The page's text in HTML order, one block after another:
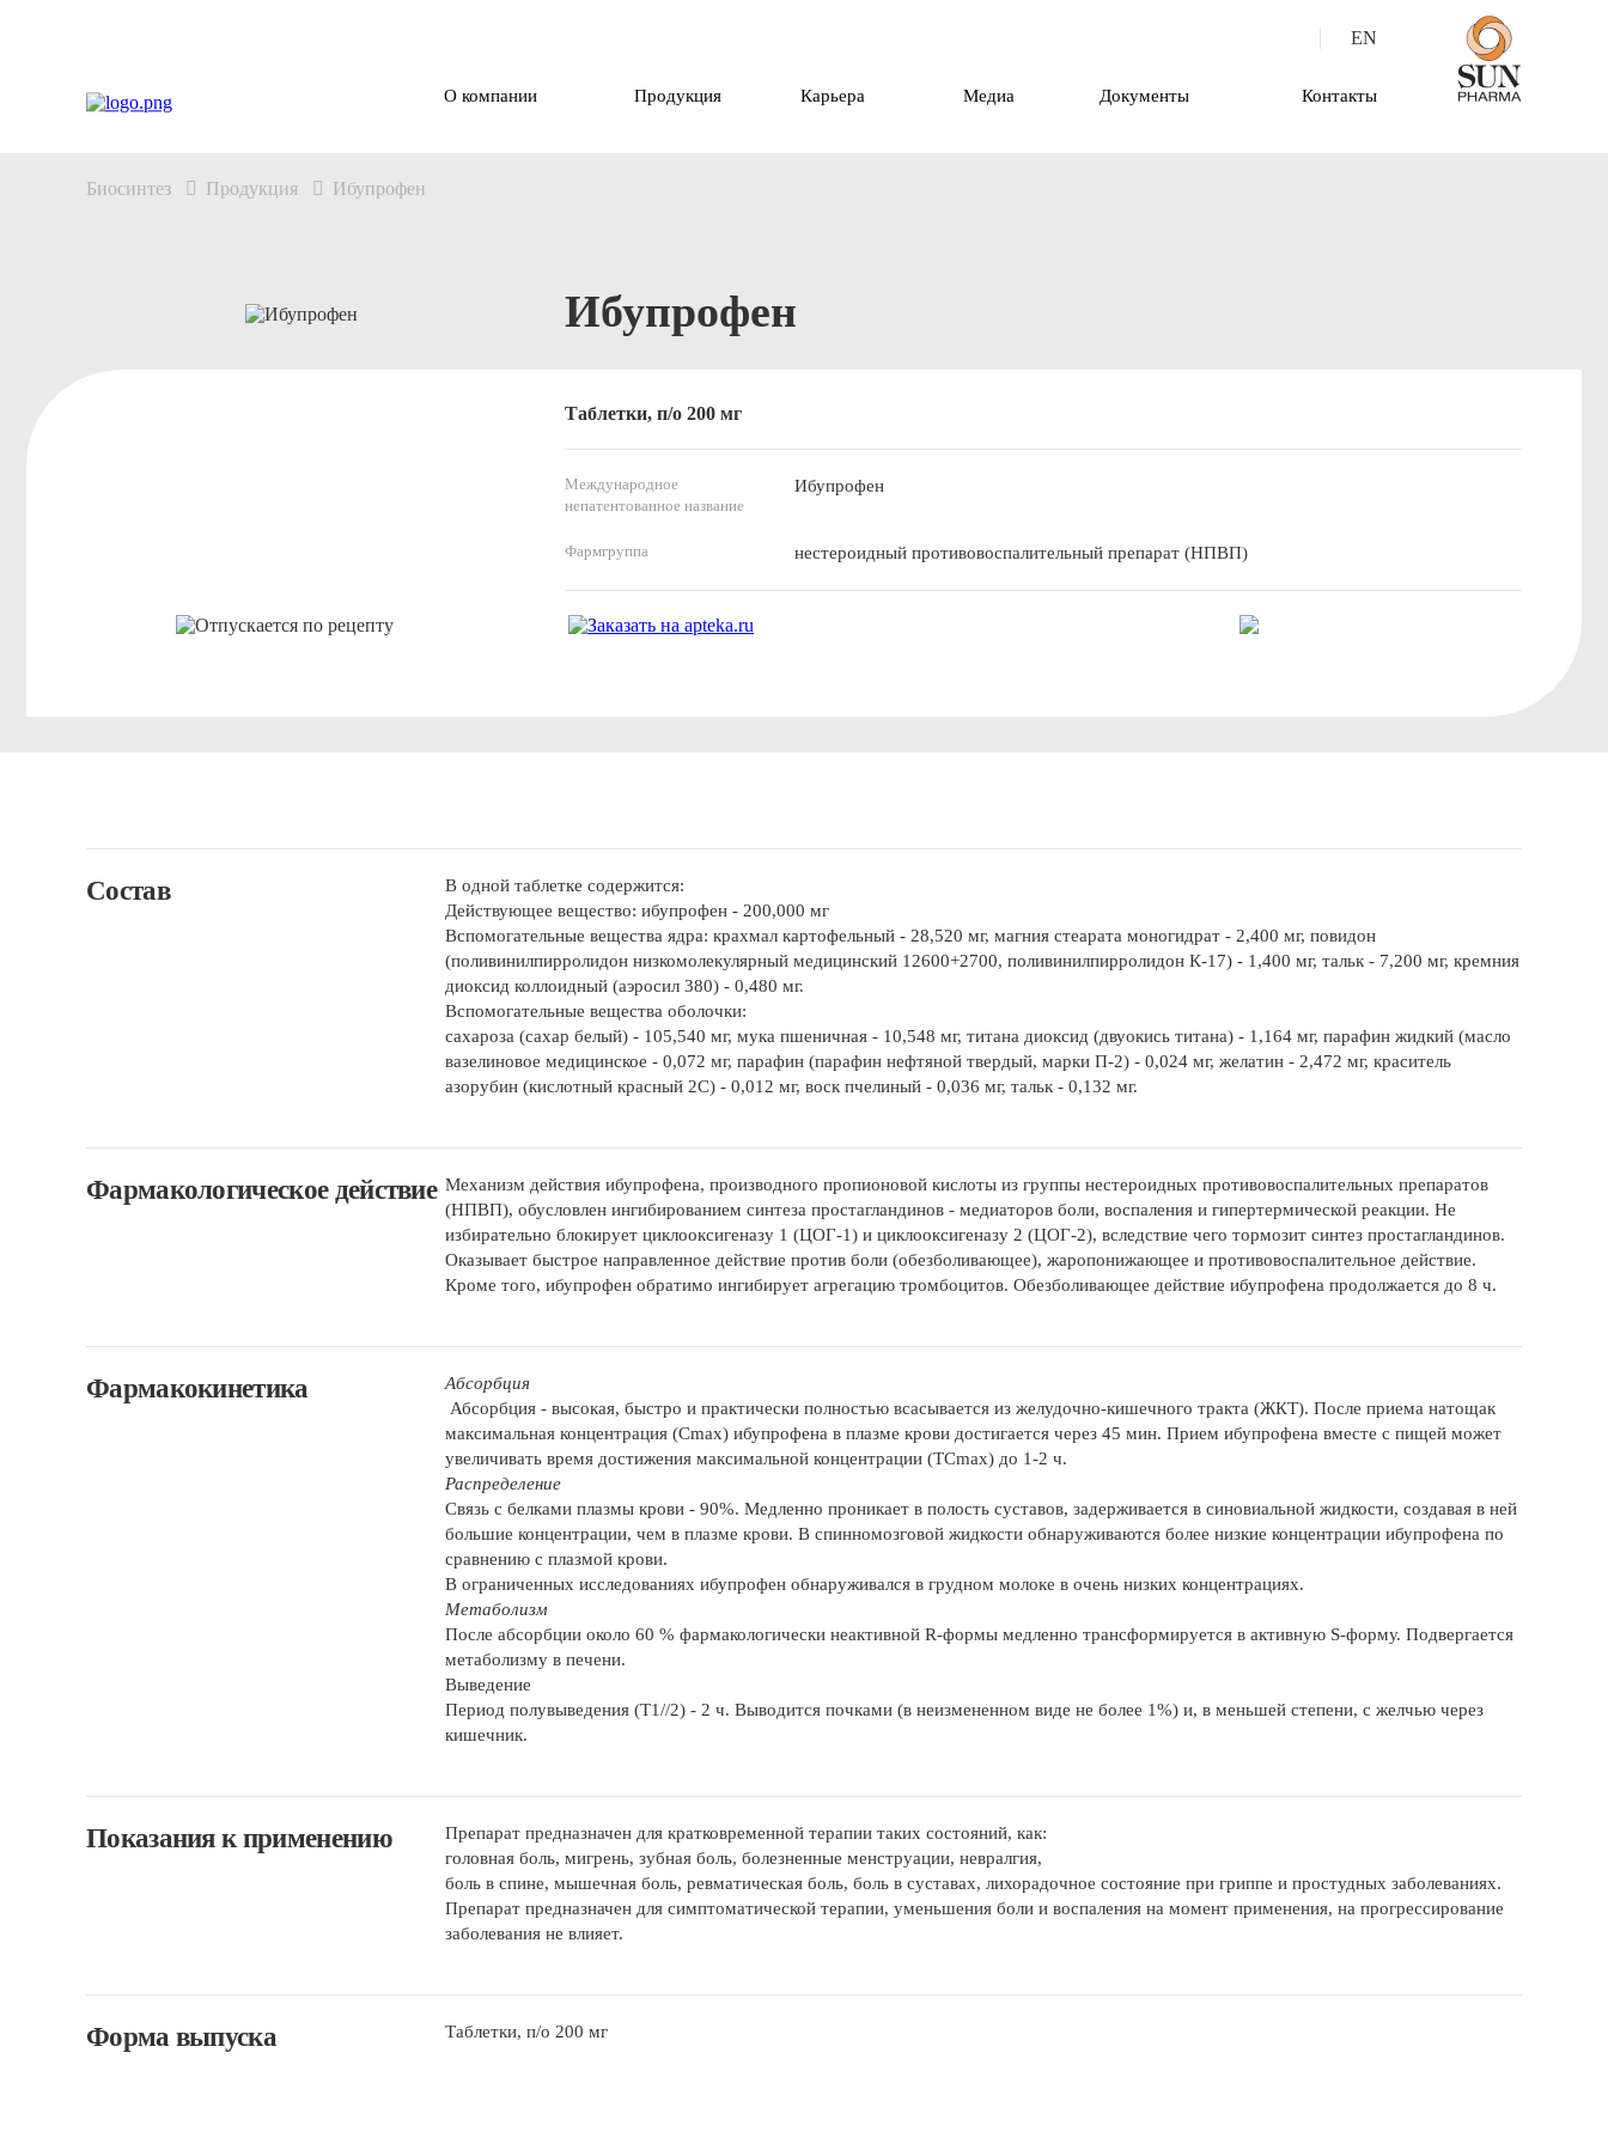
EN
О компании Продукция Карьера Медиа Документы Контакты
Биосинтез Продукция Ибупрофен
Ибупрофен
Таблетки, п/о 200 мг
Международное
непатентованное название
Ибупрофен
Фармгруппа нестероидный противовоспалительный препарат (НПВП)
Состав
В одной таблетке содержится:
Действующее вещество: ибупрофен - 200,000 мг
Вспомогательные вещества ядра: крахмал картофельный - 28,520 мг, магния стеарата моногидрат - 2,400 мг, повидон
(поливинилпирролидон низкомолекулярный медицинский 12600+2700, поливинилпирролидон К-17) - 1,400 мг, тальк - 7,200 мг, кремния
диоксид коллоидный (аэросил 380) - 0,480 мг.
Вспомогательные вещества оболочки:
сахароза (сахар белый) - 105,540 мг, мука пшеничная - 10,548 мг, титана диоксид (двуокись титана) - 1,164 мг, парафин жидкий (масло
вазелиновое медицинское - 0,072 мг, парафин (парафин нефтяной твердый, марки П-2) - 0,024 мг, желатин - 2,472 мг, краситель
азорубин (кислотный красный 2С) - 0,012 мг, воск пчелиный - 0,036 мг, тальк - 0,132 мг.
Фармакологическое действие Механизм действия ибупрофена, производного пропионовой кислоты из группы нестероидных противовоспалительных препаратов
(НПВП), обусловлен ингибированием синтеза простагландинов - медиаторов боли, воспаления и гипертермической реакции. Не
избирательно блокирует циклооксигеназу 1 (ЦОГ-1) и циклооксигеназу 2 (ЦОГ-2), вследствие чего тормозит синтез простагландинов.
Оказывает быстрое направленное действие против боли (обезболивающее), жаропонижающее и противовоспалительное действие.
Кроме того, ибупрофен обратимо ингибирует агрегацию тромбоцитов. Обезболивающее действие ибупрофена продолжается до 8 ч.
Фармакокинетика
Абсорбция
Абсорбция - высокая, быстро и практически полностью всасывается из желудочно-кишечного тракта (ЖКТ). После приема натощак
максимальная концентрация (Сmax) ибупрофена в плазме крови достигается через 45 мин. Прием ибупрофена вместе с пищей может
увеличивать время достижения максимальной концентрации (ТСmax) до 1-2 ч.
Распределение
Связь с белками плазмы крови - 90%. Медленно проникает в полость суставов, задерживается в синовиальной жидкости, создавая в ней
большие концентрации, чем в плазме крови. В спинномозговой жидкости обнаруживаются более низкие концентрации ибупрофена по
сравнению с плазмой крови.
В ограниченных исследованиях ибупрофен обнаруживался в грудном молоке в очень низких концентрациях.
Метаболизм
После абсорбции около 60 % фармакологически неактивной R-формы медленно трансформируется в активную S-форму. Подвергается
метаболизму в печени.
Выведение
Период полувыведения (T1//2) - 2 ч. Выводится почками (в неизмененном виде не более 1%) и, в меньшей степени, с желчью через
кишечник.
Показания к применению
Препарат предназначен для кратковременной терапии таких состояний, как:
головная боль, мигрень, зубная боль, болезненные менструации, невралгия,
боль в спине, мышечная боль, ревматическая боль, боль в суставах, лихорадочное состояние при гриппе и простудных заболеваниях.
Препарат предназначен для симптоматической терапии, уменьшения боли и воспаления на момент применения, на прогрессирование
заболевания не влияет.
Форма выпуска Таблетки, п/о 200 мг